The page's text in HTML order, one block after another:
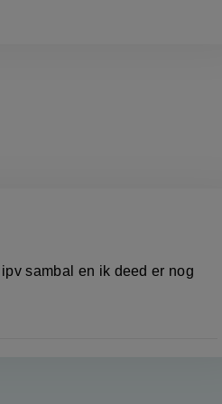
sambal en ik deed er nog